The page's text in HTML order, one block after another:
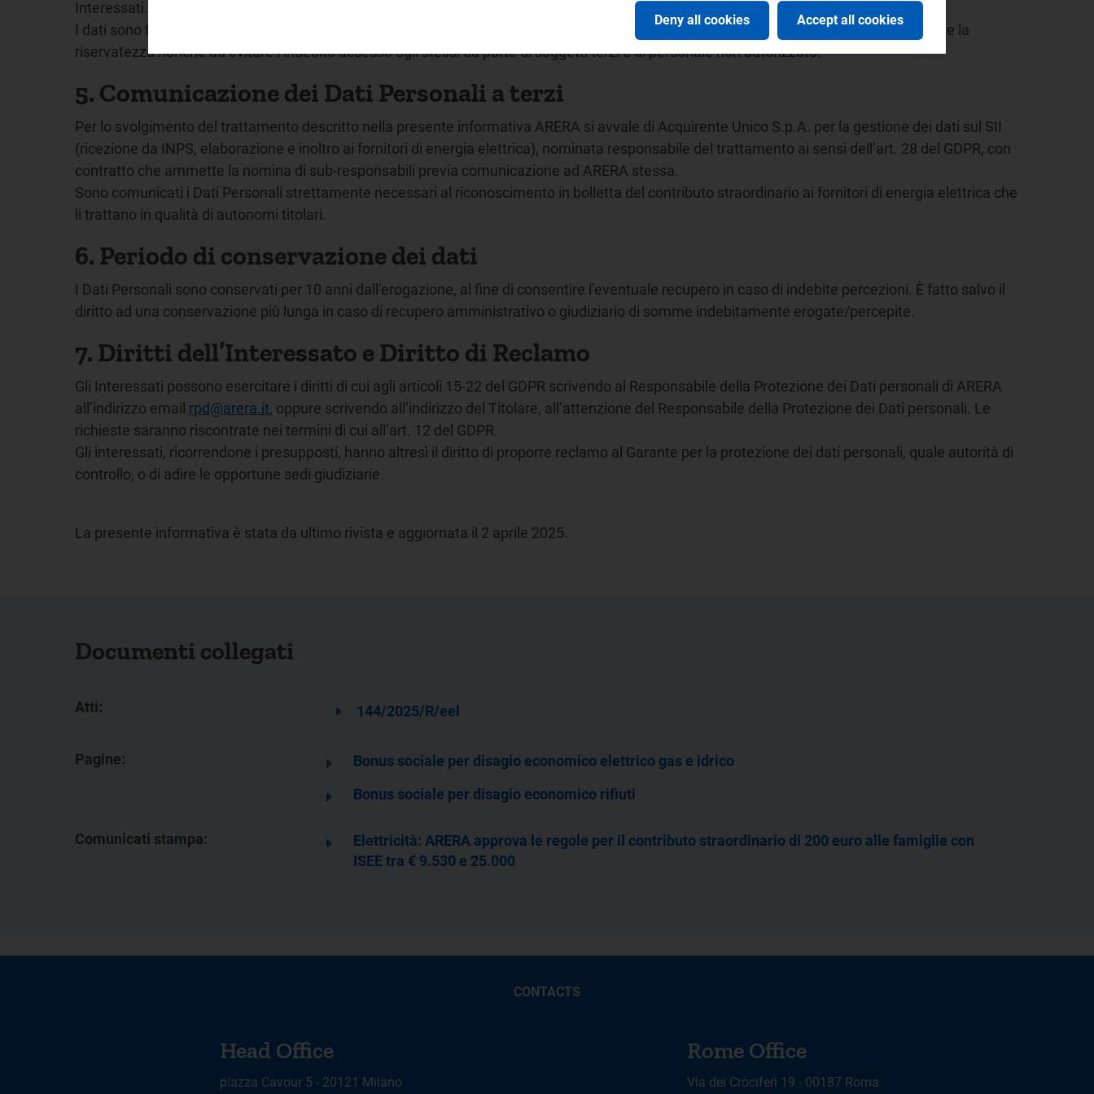
Interessati.
I dati sono trattati mediante supporto cartaceo e tramite procedure informatiche, con l’impiego di misure di sicurezza idonee a garantirne la
riservatezza nonché ad evitare l’indebito accesso agli stessi da parte di soggetti terzi o di personale non autorizzato.
5. Comunicazione dei Dati Personali a terzi
Per lo svolgimento del trattamento descritto nella presente informativa ARERA si avvale di Acquirente Unico S.p.A. per la gestione dei dati sul SII
(ricezione da INPS, elaborazione e inoltro ai fornitori di energia elettrica), nominata responsabile del trattamento ai sensi dell’art. 28 del GDPR, con
contratto che ammette la nomina di sub-responsabili previa comunicazione ad ARERA stessa.
Sono comunicati i Dati Personali strettamente necessari al riconoscimento in bolletta del contributo straordinario ai fornitori di energia elettrica che
li trattano in qualità di autonomi titolari.
6. Periodo di conservazione dei dati
I Dati Personali sono conservati per 10 anni dall’erogazione, al fine di consentire l’eventuale recupero in caso di indebite percezioni. È fatto salvo il
diritto ad una conservazione più lunga in caso di recupero amministrativo o giudiziario di somme indebitamente erogate/percepite.
7. Diritti dell’Interessato e Diritto di Reclamo
Gli Interessati possono esercitare i diritti di cui agli articoli 15-22 del GDPR scrivendo al Responsabile della Protezione dei Dati personali di ARERA
all’indirizzo email rpd@arera.it, oppure scrivendo all’indirizzo del Titolare, all’attenzione del Responsabile della Protezione dei Dati personali. Le
richieste saranno riscontrate nei termini di cui all’art. 12 del GDPR.
Gli interessati, ricorrendone i presupposti, hanno altresì il diritto di proporre reclamo al Garante per la protezione dei dati personali, quale autorità di
controllo, o di adire le opportune sedi giudiziarie.
La presente informativa è stata da ultimo rivista e aggiornata il 2 aprile 2025.
Documenti collegati
Atti: 144/2025/R/eel
Pagine:
Bonus sociale per disagio economico elettrico gas e idrico
Bonus sociale per disagio economico rifiuti
Comunicati stampa:
Elettricità: ARERA approva le regole per il contributo straordinario di 200 euro alle famiglie con
ISEE tra € 9.530 e 25.000
CONTACTS
Head Office
piazza Cavour 5 - 20121 Milano
Rome Office
Via dei Crociferi 19 - 00187 Roma
Deny all cookies Accept all cookies